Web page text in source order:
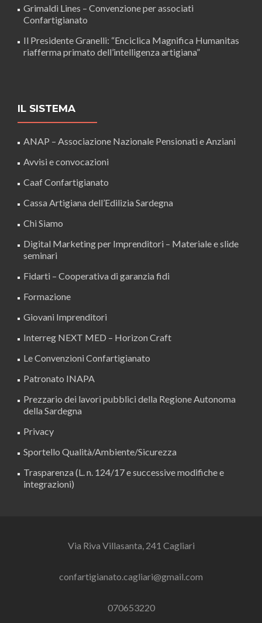
Grimaldi Lines – Convenzione per associati
Confartigianato
Il Presidente Granelli: “Enciclica Magnifica Humanitas
riafferma primato dell’intelligenza artigiana”
IL SISTEMA
ANAP – Associazione Nazionale Pensionati e Anziani
Avvisi e convocazioni
Caaf Confartigianato
Cassa Artigiana dell’Edilizia Sardegna
Chi Siamo
Digital Marketing per Imprenditori – Materiale e slide
seminari
Fidarti – Cooperativa di garanzia fidi
Formazione
Giovani Imprenditori
Interreg NEXT MED – Horizon Craft
Le Convenzioni Confartigianato
Patronato INAPA
Prezzario dei lavori pubblici della Regione Autonoma
della Sardegna
Privacy
Sportello Qualità/Ambiente/Sicurezza
Trasparenza (L. n. 124/17 e successive modifiche e
integrazioni)
Via Riva Villasanta, 241 Cagliari
confartigianato.cagliari@gmail.com
070653220